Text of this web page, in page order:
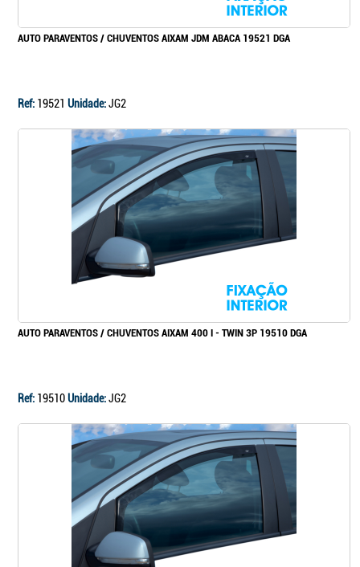
AUTO PARAVENTOS / CHUVENTOS AIXAM JDM ABACA 19521 DGA
Ref: 19521 Unidade:JG2
AUTO PARAVENTOS / CHUVENTOS AIXAM 400 I - TWIN 3P 19510 DGA
Ref: 19510Unidade:JG2